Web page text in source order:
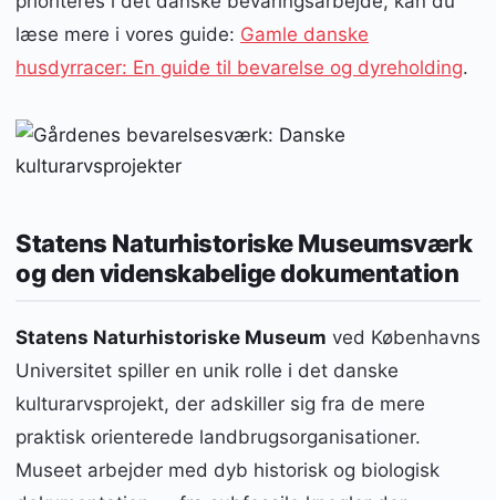
læse mere i vores guide: Gamle danske
husdyrracer: En guide til bevarelse og dyreholding.
Statens Naturhistoriske Museumsværk
og den videnskabelige dokumentation
Statens Naturhistoriske Museum ved Københavns
Universitet spiller en unik rolle i det danske
kulturarvsprojekt, der adskiller sig fra de mere
praktisk orienterede landbrugsorganisationer.
Museet arbejder med dyb historisk og biologisk